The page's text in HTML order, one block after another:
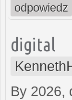
odpowiedz
digital
By 2026,